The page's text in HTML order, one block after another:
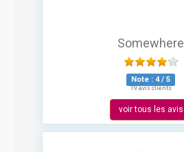
Somewhere
Note : 4/ 5
19 avis clients
voir tous les avis